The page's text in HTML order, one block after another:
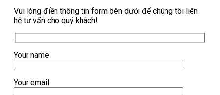
Vui lòng điền thông tin form bên dưới để chúng tôi liên
hệ tư vấn cho quý khách!
Your name
Your email